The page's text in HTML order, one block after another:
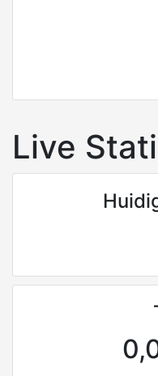
Live